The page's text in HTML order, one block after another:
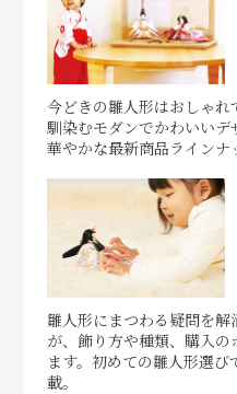
今どきの雛人形はおしゃ
馴染むモダンでかわいいデ
華やかな最新商品ラインナ
雛人形にまつわる疑問を解
が、飾り方や種類、購入
ます。初めての雛人形選
載。